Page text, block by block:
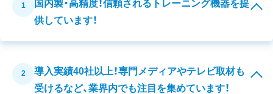
1
国内製・高精度！信頼されるトレーニング機器を提
供しています！
2
導入実績40社以上！専門メディアやテレビ取材も
受けるなど、業界内でも注目を集めています！